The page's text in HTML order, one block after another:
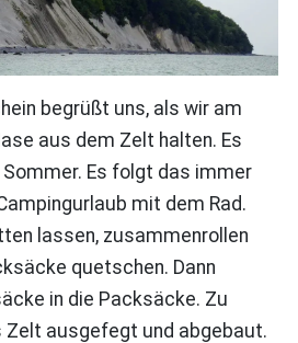
begrüßt uns, als wir am
aus dem Zelt halten. Es
Es folgt das immer
mit dem Rad.
lassen, zusammenrollen
quetschen. Dann
in die Packsäcke. Zu
ausgefegt und abgebaut.